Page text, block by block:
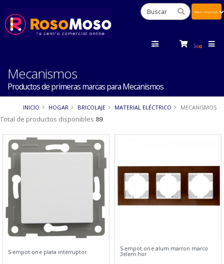
Mecanismos
Productos de primeras marcas para Mecanismos
INICIO HOGAR BRICOLAJE MATERIAL ELÉCTRICO MECANISMOS
Total de productos disponibles 89
S-empot.one plata interruptor S-empot.one alum.marron marco
3elem.hor